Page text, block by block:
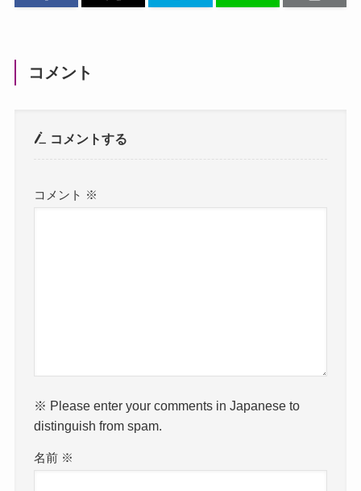
コメント
コメントする
コメント ※
※ Please enter your comments in Japanese to
distinguish from spam.
名前 ※